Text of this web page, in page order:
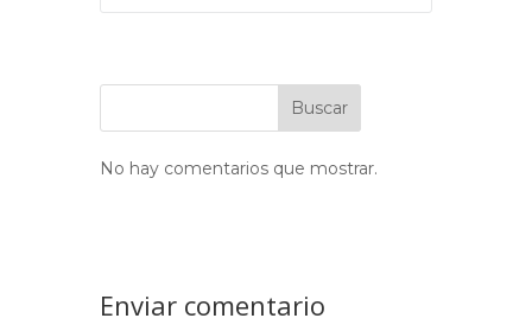
Buscar
No hay comentarios que mostrar.
Enviar comentario